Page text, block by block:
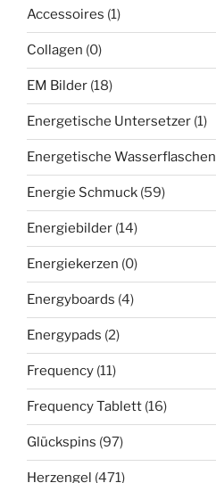
Accessoires (1)
Collagen (0)
EM Bilder (18)
Energetische Untersetzer (1)
Energetische Wasserflaschen
Energie Schmuck (59)
Energiebilder (14)
Energiekerzen (0)
Energyboards (4)
Energypads (2)
Frequency (11)
Frequency Tablett (16)
Glückspins (97)
Herzengel (471)